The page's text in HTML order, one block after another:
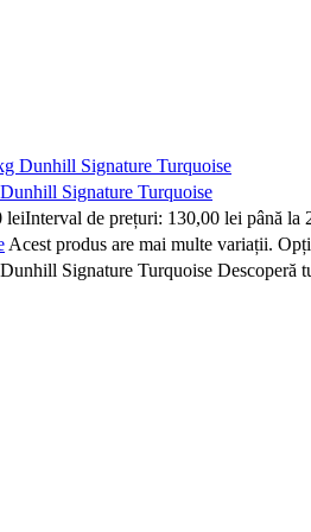
Signature Turquoise
leiInterval de prețuri: 130,00 lei până la
Acest produs are mai multe variații.
Signature Turquoise Descoperă